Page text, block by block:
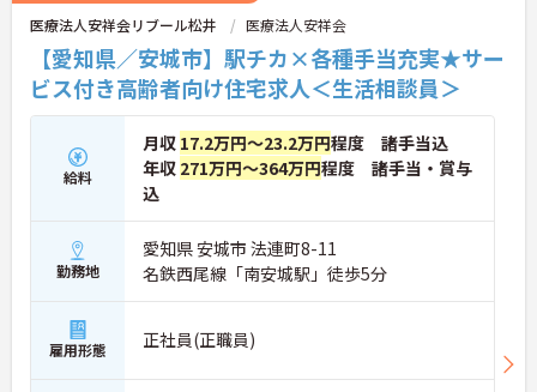
医療法人安祥会リブール松井 医療法人安祥会
【愛知県／安城市】駅チカ×各種手当充実★サー
ビス付き高齢者向け住宅求人＜生活相談員＞
給料
月収 17.2万円～23.2万円程度 諸手当込
年収 271万円～364万円程度 諸手当・賞与
込
勤務地
愛知県 安城市 法連町8-11
名鉄西尾線「南安城駅」徒歩5分
雇用形態 正社員(正職員)